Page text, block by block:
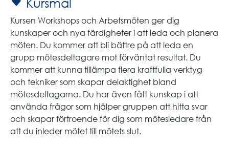
Kursen Workshops och Arbetsmöten ger dig
kunskaper och nya färdigheter i att leda och planera
möten. Du kommer att bli bättre på att leda en
grupp mötesdeltagare mot förväntat resultat. Du
kommer att kunna tillämpa flera kraftfulla verktyg
och tekniker som skapar delaktighet bland
mötesdeltagarna. Du har även fått kunskap i att
använda frågor som hjälper gruppen att hitta svar
och skapar förtroende för dig som mötesledare från
att du inleder mötet till mötets slut.